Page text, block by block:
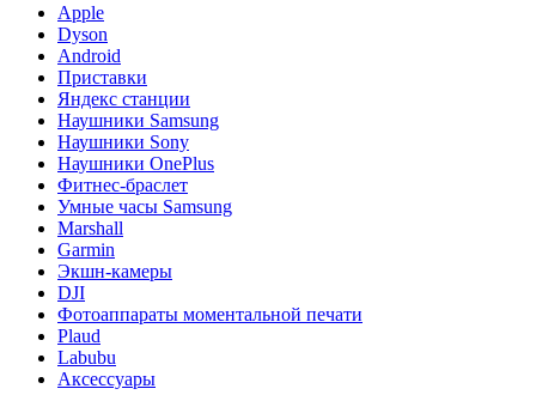
Apple
Dyson
Android
Приставки
Яндекс станции
Наушники Samsung
Наушники Sony
Наушники OnePlus
Фитнес-браслет
Умные часы Samsung
Marshall
Garmin
Экшн-камеры
DJI
Фотоаппараты моментальной печати
Plaud
Labubu
Аксессуары